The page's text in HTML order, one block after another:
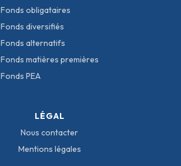
Fonds obligataires
Fonds diversifiés
Fonds alternatifs
Fonds matières premières
Fonds PEA
LÉGAL
Nous contacter
Mentions légales